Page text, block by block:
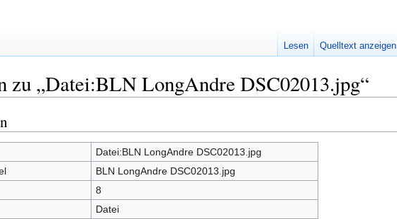
zu „Datei:BLN LongAndre DSC02013.jpg“
Datei:BLN LongAndre DSC02013.jpg
BLN LongAndre DSC02013.jpg
8
Datei
Lesen Quelltext anzeigen